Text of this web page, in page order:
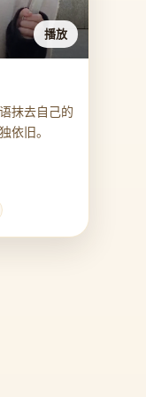
播放
抹去自己的
依旧。